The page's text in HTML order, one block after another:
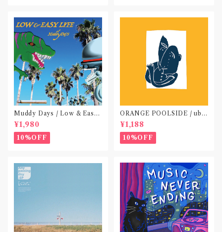
Muddy Days / Low & Easy
Life〝東京〟
¥1,980
10%OFF
ORANGE POOLSIDE / ubu
(CD作品)〝神奈川・厚木〟
¥1,188
10%OFF